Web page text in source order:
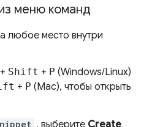
меню команд
любое место внутри
+ Shift + P (Windows/Linux)
+ P (Mac), чтобы открыть
, выберите Create